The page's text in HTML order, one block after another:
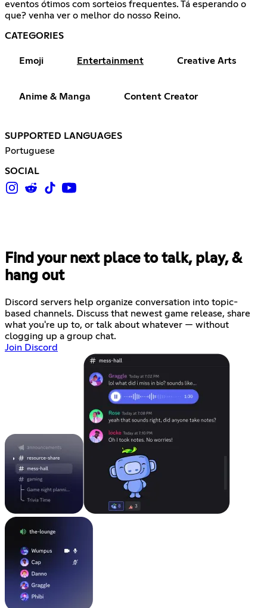
eventos ótimos com sorteios frequentes. Tá esperando o
que? venha ver o melhor do nosso Reino.
CATEGORIES
Emoji Entertainment Creative Arts
Anime & Manga Content Creator
SUPPORTED LANGUAGES
Portuguese
SOCIAL
Find your next place to talk, play, &
hang out
Discord servers help organize conversation into topic-
based channels. Discuss that newest game release, share
what you're up to, or talk about whatever — without
clogging up a group chat.
Join Discord